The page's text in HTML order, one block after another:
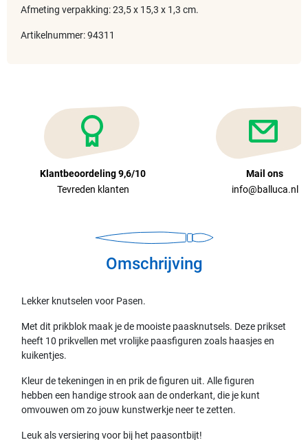
Afmeting verpakking: 23,5 x 15,3 x 1,3 cm.
Artikelnummer: 94311
Klantbeoordeling 9,6/10
Tevreden klanten
Mail ons
info@balluca.nl
Omschrijving
Lekker knutselen voor Pasen.
Met dit prikblok maak je de mooiste paasknutsels. Deze prikset
heeft 10 prikvellen met vrolijke paasfiguren zoals haasjes en
kuikentjes.
Kleur de tekeningen in en prik de figuren uit. Alle figuren
hebben een handige strook aan de onderkant, die je kunt
omvouwen om zo jouw kunstwerkje neer te zetten.
Leuk als versiering voor bij het paasontbijt!